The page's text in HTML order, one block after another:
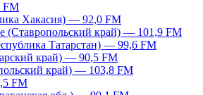
FM
Хакасия) — 92,0 FM
(Ставропольский край) — 101,9 FM
Татарстан) — 99,6 FM
край) — 90,5 FM
край) — 103,8 FM
FM